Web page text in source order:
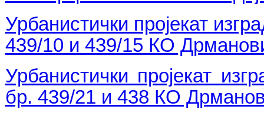
Урбанистички пројекат
439/10 и 439/15 КО
Урбанистички пројекат
бр. 439/21 и 438 КО